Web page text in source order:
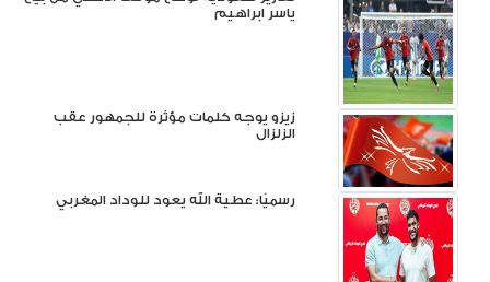
ياسر ابراهيم
زيزو يوجه كلمات مؤثرة للجمهور عقب
الزلزال
رسميًا: عطية الله يعود للوداد المغربي